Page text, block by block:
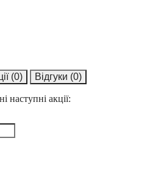
(0) Відгуки (0)
наступні акції: